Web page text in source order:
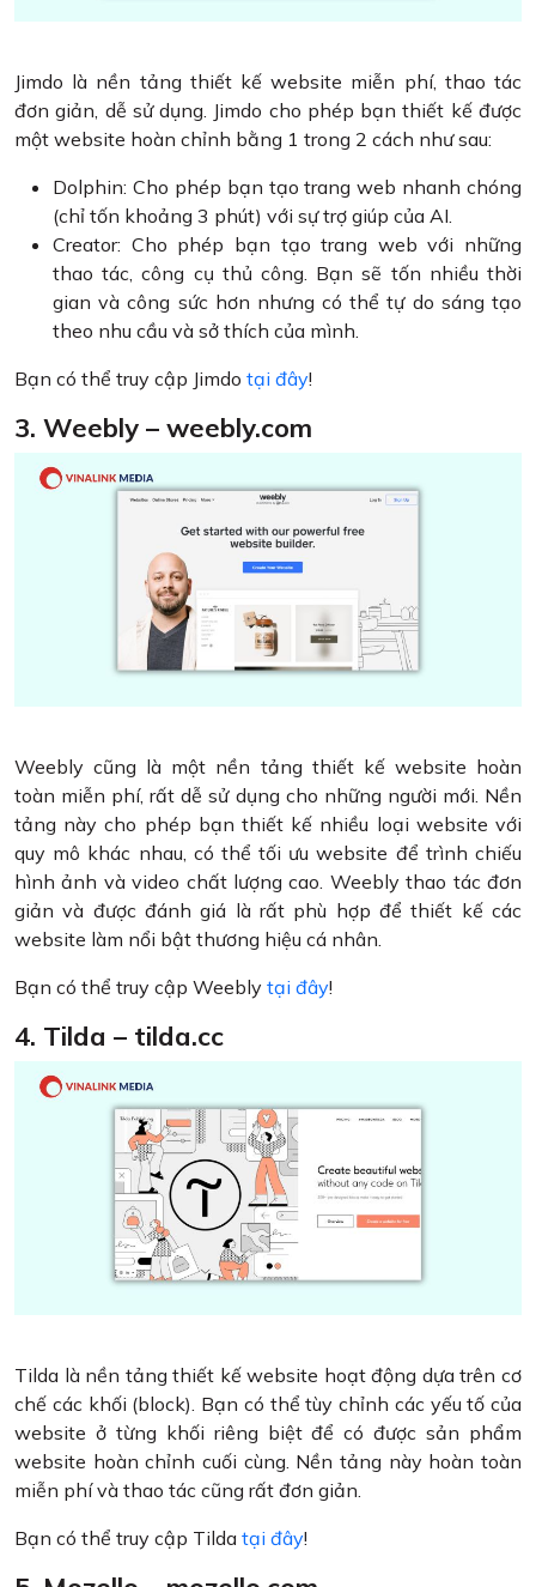
Jimdo là nền tảng thiết kế website miễn phí, thao tác
đơn giản, dễ sử dụng. Jimdo cho phép bạn thiết kế được
một website hoàn chỉnh bằng 1 trong 2 cách như sau:
Dolphin: Cho phép bạn tạo trang web nhanh chóng
(chỉ tốn khoảng 3 phút) với sự trợ giúp của AI.
Creator: Cho phép bạn tạo trang web với những
thao tác, công cụ thủ công. Bạn sẽ tốn nhiều thời
gian và công sức hơn nhưng có thể tự do sáng tạo
theo nhu cầu và sở thích của mình.
Bạn có thể truy cập Jimdo tại đây!
3. Weebly – weebly.com
Weebly cũng là một nền tảng thiết kế website hoàn
toàn miễn phí, rất dễ sử dụng cho những người mới. Nền
tảng này cho phép bạn thiết kế nhiều loại website với
quy mô khác nhau, có thể tối ưu website để trình chiếu
hình ảnh và video chất lượng cao. Weebly thao tác đơn
giản và được đánh giá là rất phù hợp để thiết kế các
website làm nổi bật thương hiệu cá nhân.
Bạn có thể truy cập Weebly tại đây!
4. Tilda – tilda.cc
Tilda là nền tảng thiết kế website hoạt động dựa trên cơ
chế các khối (block). Bạn có thể tùy chỉnh các yếu tố của
website ở từng khối riêng biệt để có được sản phẩm
website hoàn chỉnh cuối cùng. Nền tảng này hoàn toàn
miễn phí và thao tác cũng rất đơn giản.
Bạn có thể truy cập Tilda tại đây!